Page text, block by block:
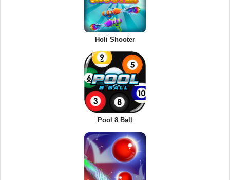
Holi Shooter
Pool 8 Ball